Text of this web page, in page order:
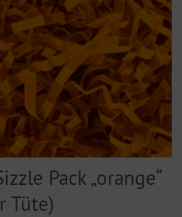
Pack „orange“
Tüte)